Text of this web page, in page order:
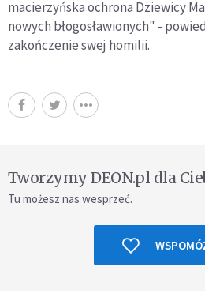
macierzyńska ochrona Dziewicy
nowych błogosławionych" -
zakończenie swej homilii.
Tworzymy DEON.pl dla
Tu możesz nas wesprzeć.